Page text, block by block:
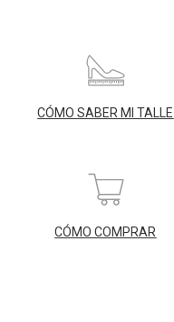
CÓMO SABER MI TALLE
CÓMO COMPRAR